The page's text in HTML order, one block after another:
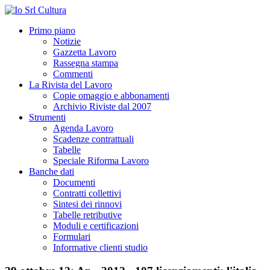
Primo piano
Notizie
Gazzetta Lavoro
Rassegna stampa
Commenti
La Rivista del Lavoro
Copie omaggio e abbonamenti
Archivio Riviste dal 2007
Strumenti
Agenda Lavoro
Scadenze contrattuali
Tabelle
Speciale Riforma Lavoro
Banche dati
Documenti
Contratti collettivi
Sintesi dei rinnovi
Tabelle retributive
Moduli e certificazioni
Formulari
Informative clienti studio